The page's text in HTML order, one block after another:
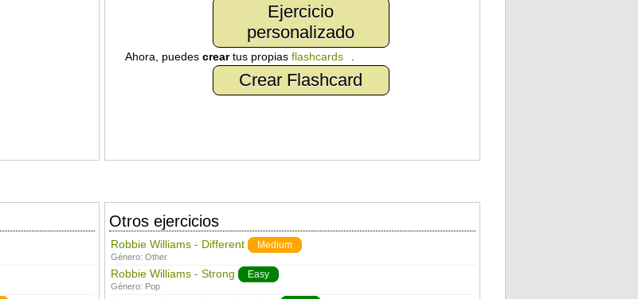
Ejercicio
personalizado
Ahora, puedes creartus propias flashcards
Crear Flashcard
Otros ejercicios
Robbie Williams - Different Medium
Género: Other
Robbie Williams - Strong Easy
Género: Pop